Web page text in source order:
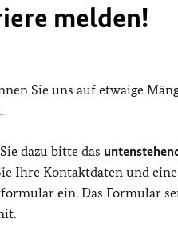
melden!
Sie uns auf etwaige
dazu bitte das
Ihre Kontaktdaten und
ein. Das Formular